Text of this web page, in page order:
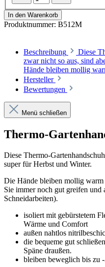
In den Warenkorb
Produktnummer: B512M
Beschreibung
Diese
zwar nicht so aus, sind
Hände bleiben mollig
Hersteller
Bewertungen
Menü schließen
Thermo-
Diese Thermo-
super für Herbst und Winter.
Die Hände bleiben mollig
Sie immer noch gut greifen
Schneidarbeiten).
isoliert mit gebürstetem
Wärme und Comfort
außen nahtlos
die bequeme gut
Späne draußen.
bleiben beweglich bis zu